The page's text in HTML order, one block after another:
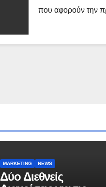
που αφορούν την
MARKETING NEWS
Δύο Διεθνείς